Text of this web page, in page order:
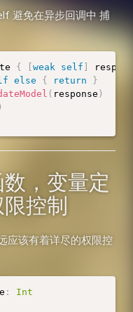
避免在异步回调中 捕
{ [weak self ]
else { return
}
( response )
，变量定
控制
应该有着详尽的权限控
:
Int